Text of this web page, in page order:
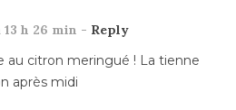
h 26 min - Reply
au citron meringué ! La tienne
après midi